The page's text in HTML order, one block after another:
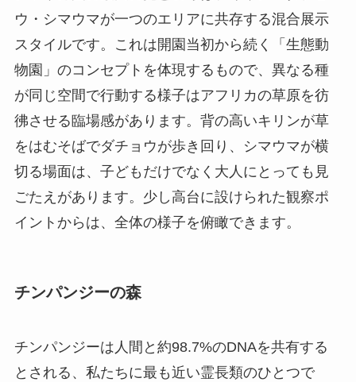
ウ・シマウマが一つのエリアに共存する混合展示
スタイルです。これは開園当初から続く「生態動
物園」のコンセプトを体現するもので、異なる種
が同じ空間で行動する様子はアフリカの草原を彷
彿させる臨場感があります。背の高いキリンが草
をはむそばでダチョウが歩き回り、シマウマが横
切る場面は、子どもだけでなく大人にとっても見
ごたえがあります。少し高台に設けられた観察ポ
イントからは、全体の様子を俯瞰できます。
チンパンジーの森
チンパンジーは人間と約98.7%のDNAを共有する
とされる、私たちに最も近い霊長類のひとつで